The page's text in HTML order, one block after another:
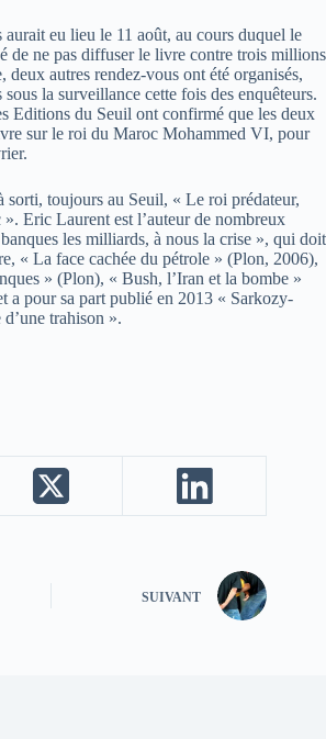
eu lieu le 11 août, au cours duquel le
de ne pas diffuser le livre contre trois millions
deux autres rendez-vous ont été organisés,
la surveillance cette fois des enquêteurs.
Editions du Seuil ont confirmé que les deux
sur le roi du Maroc Mohammed VI, pour
sorti, toujours au Seuil, « Le roi prédateur,
Eric Laurent est l’auteur de nombreux
les milliards, à nous la crise », qui doit
« La face cachée du pétrole » (Plon, 2006),
» (Plon), « Bush, l’Iran et la bombe »
a pour sa part publié en 2013 « Sarkozy-
trahison ».
SUIVANT